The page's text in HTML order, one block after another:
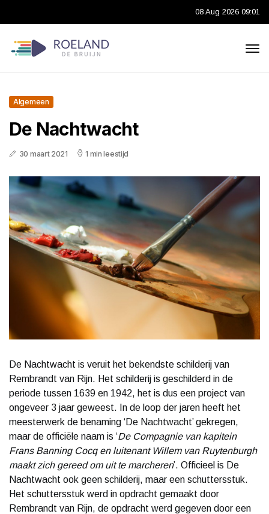
08 Aug 2026 09:01
Algemeen
De Nachtwacht
30 maart 2021 1 min leestijd
De Nachtwacht is veruit het bekendste schilderij van
Rembrandt van Rijn. Het schilderij is geschilderd in de
periode tussen 1639 en 1942, het is dus een project van
ongeveer 3 jaar geweest. In de loop der jaren heeft het
meesterwerk de benaming ‘De Nachtwacht’ gekregen,
maar de officiële naam is ‘De Compagnie van kapitein
Frans Banning Cocq en luitenant Willem van Ruytenburgh
maakt zich gereed om uit te marcheren’. Officieel is De
Nachtwacht ook geen schilderij, maar een schuttersstuk.
Het schuttersstuk werd in opdracht gemaakt door
Rembrandt van Rijn, de opdracht werd gegeven door een